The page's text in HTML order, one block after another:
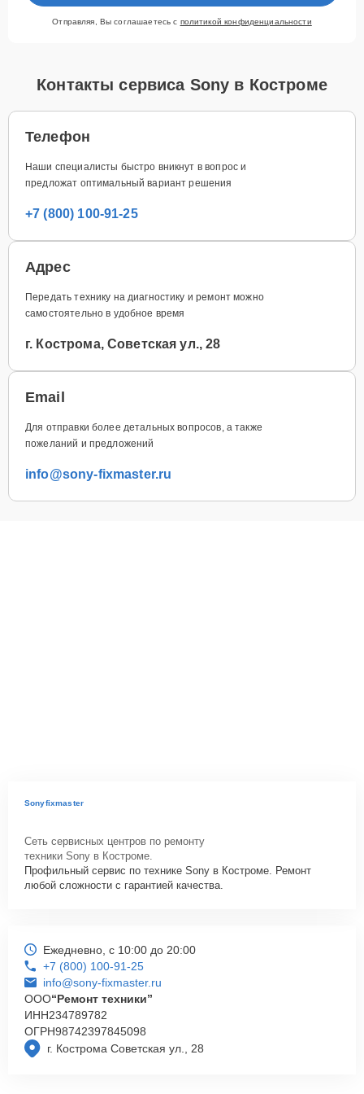
Отправляя, Вы соглашаетесь с политикой конфиденциальности
Контакты сервиса Sony в Костроме
Телефон
Наши специалисты быстро вникнут в вопрос и
предложат оптимальный вариант решения
+7 (800) 100-91-25
Адрес
Передать технику на диагностику и ремонт можно
самостоятельно в удобное время
г. Кострома, Советская ул., 28
Email
Для отправки более детальных вопросов, а также
пожеланий и предложений
info@sony-fixmaster.ru
Sonyfixmaster
Сеть сервисных центров по ремонту
техники Sony в Костроме.
Профильный сервис по технике Sony в Костроме. Ремонт
любой сложности с гарантией качества.
г. Кострома Советская ул., 28
Ежедневно, с 10:00 до 20:00
+7 (800) 100-91-25
info@sony-fixmaster.ru
ООО“Ремонт техники”
ИНН234789782
ОГРН98742397845098